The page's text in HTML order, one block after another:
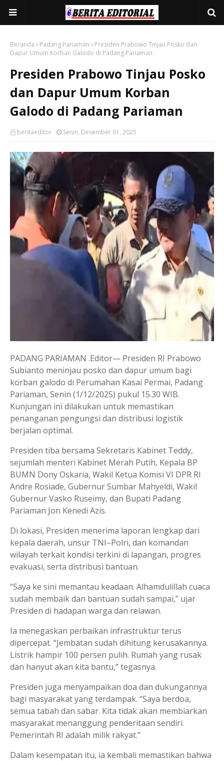
Beranda Padang Pariaman
Presiden Prabowo Tinjau Posko dan
Dapur Umum Korban Galodo di Padang Pariaman
Presiden Prabowo Tinjau Posko
dan Dapur Umum Korban
Galodo di Padang Pariaman
beritaeditor Senin, Desember 01, 2025
PADANG PARIAMAN .Editor— Presiden RI Prabowo
Subianto meninjau posko dan dapur umum bagi
korban galodo di Perumahan Kasai Permai, Padang
Pariaman, Senin (1/12/2025) pukul 15.30 WIB.
Kunjungan ini dilakukan untuk memastikan
penanganan pengungsi dan distribusi logistik
berjalan optimal.
Presiden tiba bersama Sekretaris Kabinet Teddy,
sejumlah menteri Kabinet Merah Putih, Kepala BP
BUMN Dony Oskaria, Wakil Ketua Komisi VI DPR RI
Andre Rosiade, Gubernur Sumbar Mahyeldi, Wakil
Gubernur Vasko Ruseimy, dan Bupati Padang
Pariaman Jon Kenedi Azis.
Di lokasi, Presiden menerima laporan lengkap dari
kepala daerah, unsur TNI–Polri, dan komandan
wilayah terkait kondisi terkini di lapangan, progres
evakuasi, serta distribusi bantuan.
“Saya ke sini memantau keadaan. Alhamdulillah cuaca
sudah membaik dan bantuan sudah sampai,” ujar
Presiden di hadapan warga dan relawan.
Ia menegaskan perbaikan infrastruktur terus
dipercepat. “Jembatan sudah dihitung kerusakannya.
Listrik hampir 100 persen pulih. Rumah yang rusak
dan hanyut akan kita bantu,” tegasnya.
Presiden juga menyampaikan doa dan dukungannya
bagi masyarakat yang terdampak. “Saya berdoa,
semua tabah dan sabar. Kita tidak akan membiarkan
masyarakat menanggung penderitaan sendiri.
Pemerintah RI adalah milik rakyat.”
Dalam kesempatan itu, ia kembali memastikan bahwa